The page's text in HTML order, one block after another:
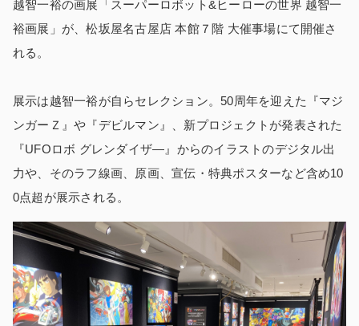
越智一裕の画展「スーパーロボット&ヒーローの世界 越智一
裕画展」が、松坂屋名古屋店 本館７階 大催事場にて開催さ
れる。
展示は越智一裕が自らセレクション。50周年を迎えた『マジ
ンガーＺ』や『デビルマン』、新プロジェクトが発表された
『UFOロボ グレンダイザ―』からのイラストのデジタル出
力や、そのラフ線画、原画、宣伝・特典ポスターなど含め10
0点超が展示される。